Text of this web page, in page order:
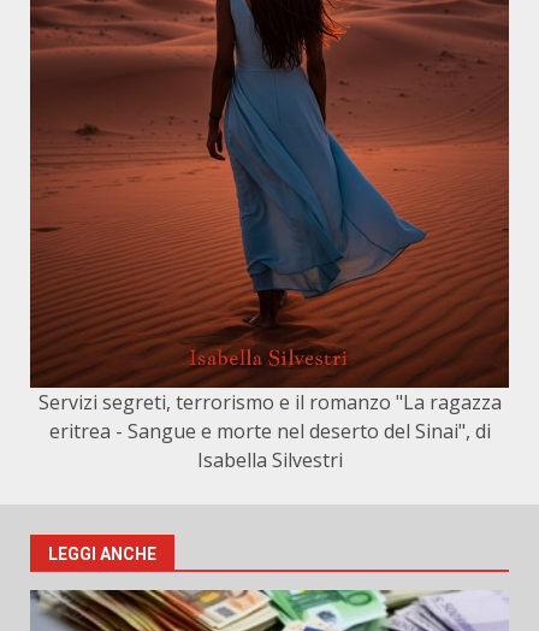
Servizi segreti, terrorismo e il romanzo "La ragazza
eritrea - Sangue e morte nel deserto del Sinai", di
Isabella Silvestri
LEGGI ANCHE